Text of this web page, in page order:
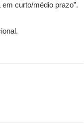
curto/médio prazo”.